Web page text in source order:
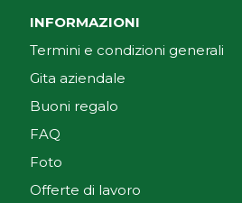
INFORMAZIONI
Termini e condizioni generali
Gita aziendale
Buoni regalo
FAQ
Foto
Offerte di lavoro